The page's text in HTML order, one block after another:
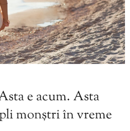
e acum. Asta
monștri în vreme